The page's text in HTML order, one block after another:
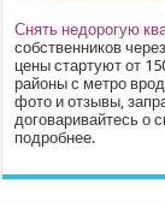
Снять недорогую
собственников
цены стартуют от
районы с метро
фото и отзывы,
договаривайтесь о
подробнее.